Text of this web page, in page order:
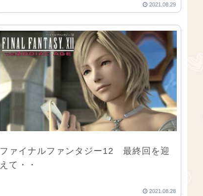
2021.08.29
ファイナルファンタジー12 最終回を迎
えて・・
2021.08.28